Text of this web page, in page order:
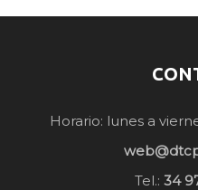
Horario: lunes a
Tel.: 34